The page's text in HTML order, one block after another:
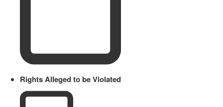
Rights Alleged to be Violated